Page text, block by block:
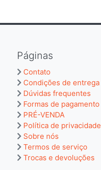
Páginas
Contato
Condições de entrega
Dúvidas frequentes
Formas de pagamento
PRÉ-VENDA
Política de privacidade
Sobre nós
Termos de serviço
Trocas e devoluções